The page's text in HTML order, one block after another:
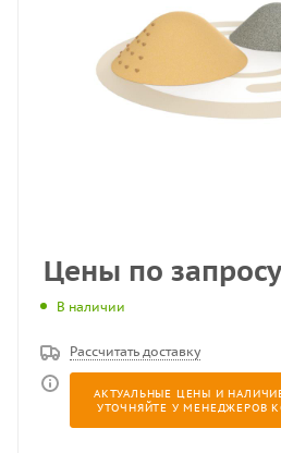
Цены по запросу
В наличии
Рассчитать доставку
АКТУАЛЬНЫЕ ЦЕНЫ И
УТОЧНЯЙТЕ У МЕНЕДЖЕРОВ